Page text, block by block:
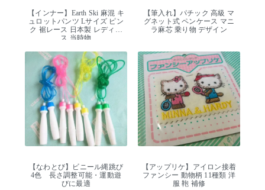
【インナー】Earth Ski 麻混 キ
ュロットパンツ Lサイズ ピン
ク 裾レース 日本製 レディー
ス 当時物
【筆入れ】パチック 高級 マ
グネット式 ペンケース マニ
ラ麻芯 乗り物 デザイン
【なわとび】ビニール縄跳び
4色 長さ調整可能・運動遊
びに最適
【アップリケ】アイロン接着
ファンシー 動物柄 11種類 洋
服 鞄 補修